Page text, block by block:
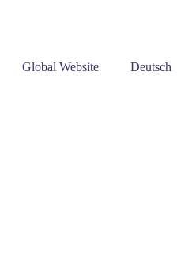
Global Website Deutsch